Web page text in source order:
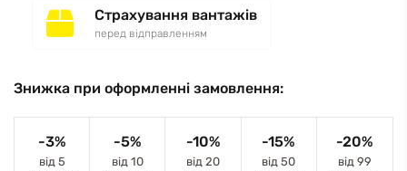
Страхування вантажів
перед відправленням
Знижка при оформленні замовлення:
-3%
від 5
-5%
від 10
-10%
від 20
-15%
від 50
-20%
від 99